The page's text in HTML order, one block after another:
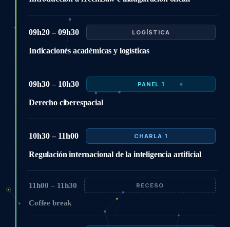
09h20 – 09h30 LOGÍSTICA
Indicaciones académicas y logísticas
09h30 – 10h30 PANEL 1
Derecho ciberespacial
10h30 – 11h00 CHARLA 1
Regulación internacional de la inteligencia artificial
11h00 – 11h30 RECESO
Coffee break